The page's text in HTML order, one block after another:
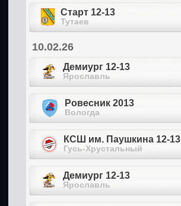
Старт 12-13
Тутаев
10.02.26
Демиург 12-13
Ярославль
Ровесник 2013
Вологда
КСШ им. Паушкина 12-13
Гусь-Хрустальный
Демиург 12-13
Ярославль